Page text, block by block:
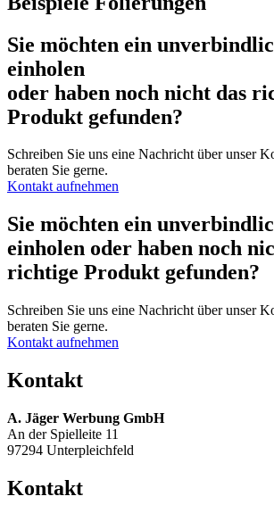
Sie möchten ein
einholen
oder haben noch nicht das
Produkt gefunden?
Schreiben Sie uns eine Nachricht über unser
beraten Sie gerne.
Kontakt aufnehmen
Sie möchten ein
einholen oder haben noch
richtige Produkt gefunden?
Schreiben Sie uns eine Nachricht über unser
beraten Sie gerne.
Kontakt aufnehmen
Kontakt
A. Jäger Werbung GmbH
An der Spielleite 11
97294 Unterpleichfeld
Kontakt